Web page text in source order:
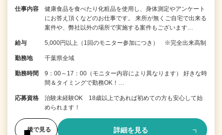
仕事内容
健康食品を食べたり化粧品を使用し、身体測定やアンケート
にお答え頂くなどのお仕事です。 来所が無くご自宅で出来る
案件や、弊社以外の場所で実施する案件もございます…
給与 5,000円以上（1回のモニター参加につき） ※完全出来高制
勤務地 千葉県全域
勤務時間
9：00～17：00（モニター内容により異なります） 好きな時
間＆タイミングで勤務OK！…
応募資格
治験未経験OK 18歳以上であれば初めての方も安心して始
められます！
後で見る 詳細を見る